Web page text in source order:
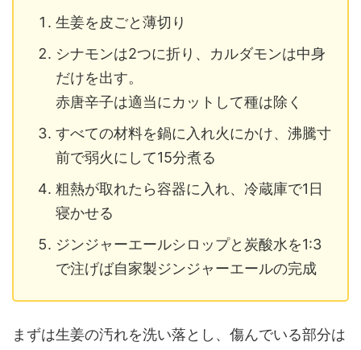
生姜を皮ごと薄切り
シナモンは2つに折り、カルダモンは中身
だけを出す。
赤唐辛子は適当にカットして種は除く
すべての材料を鍋に入れ火にかけ、沸騰寸
前で弱火にして15分煮る
粗熱が取れたら容器に入れ、冷蔵庫で1日
寝かせる
ジンジャーエールシロップと炭酸水を1:3
で注げば自家製ジンジャーエールの完成
まずは生姜の汚れを洗い落とし、傷んでいる部分は